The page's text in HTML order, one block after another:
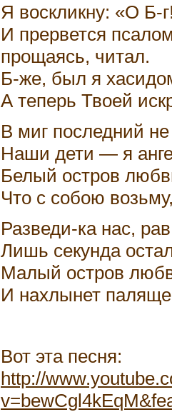
Я воскликну: «О Б-
И прервется
прощаясь, читал.
Б-же, был я
А теперь Твоей
В миг последний
Наши дети — я
Белый остров
Что с собою
Разведи-ка нас,
Лишь секунда
Малый остров
И нахлынет
Вот эта песня:
http://